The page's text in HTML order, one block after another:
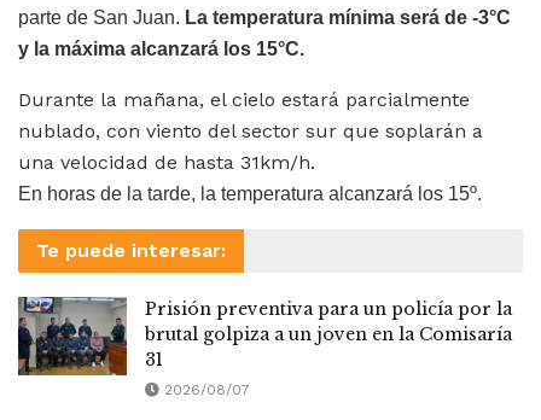
parte de San Juan. La temperatura mínima será de -3°C
y la máxima alcanzará los 15°C.
Durante la mañana, el cielo estará parcialmente
nublado, con viento del sector sur que soplarán a
una velocidad de hasta 31km/h.
En horas de la tarde, la temperatura alcanzará los 15º.
Te puede interesar:
Prisión preventiva para un policía por la
brutal golpiza a un joven en la Comisaría
31
2026/08/07